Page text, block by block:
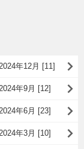
年12月 [11]
年9月 [12]
年6月 [23]
年3月 [10]